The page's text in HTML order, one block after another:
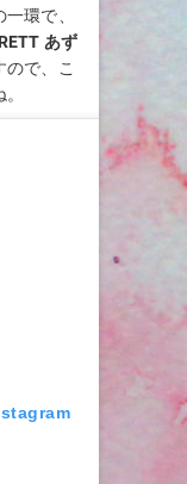
一環で、
あず
ので、こ